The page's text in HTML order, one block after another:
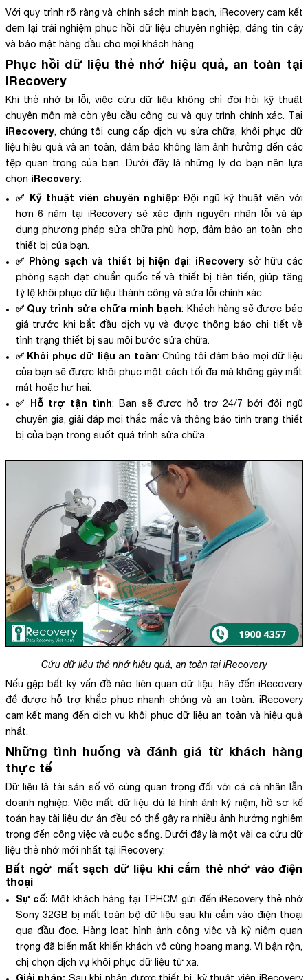
Với quy trình rõ ràng và chính sách minh bạch, iRecovery cam kết
đem lại trải nghiệm phục hồi dữ liệu chuyên nghiệp, đáng tin cậy
và bảo mật hàng đầu cho mọi khách hàng.
Phục hồi dữ liệu thẻ nhớ hiệu quả, an toàn tại
iRecovery
Khi thẻ nhớ bị lỗi, việc cứu dữ liệu không chỉ đòi hỏi kỹ thuật
chuyên môn mà còn yêu cầu công cụ và quy trình chính xác. Tại
iRecovery, chúng tôi cung cấp dịch vụ sửa chữa, khôi phục dữ
liệu hiệu quả và an toàn, đảm bảo không làm ảnh hưởng đến các
tệp quan trọng của bạn. Dưới đây là những lý do bạn nên lựa
chọn iRecovery:
✅ Kỹ thuật viên chuyên nghiệp: Đội ngũ kỹ thuật viên với
hơn 6 năm tại iRecovery sẽ xác định nguyên nhân lỗi và áp
dụng phương pháp sửa chữa phù hợp, đảm bảo an toàn cho
thiết bị của bạn.
✅ Phòng sạch và thiết bị hiện đại: iRecovery sở hữu các
phòng sạch đạt chuẩn quốc tế và thiết bị tiên tiến, giúp tăng
tỷ lệ khôi phục dữ liệu thành công và sửa lỗi chính xác.
✅ Quy trình sửa chữa minh bạch: Khách hàng sẽ được báo
giá trước khi bắt đầu dịch vụ và được thông báo chi tiết về
tình trạng thiết bị sau mỗi bước sửa chữa.
✅ Khôi phục dữ liệu an toàn: Chúng tôi đảm bảo mọi dữ liệu
của bạn sẽ được khôi phục một cách tối đa mà không gây mất
mát hoặc hư hại.
✅ Hỗ trợ tận tình: Bạn sẽ được hỗ trợ 24/7 bởi đội ngũ
chuyên gia, giải đáp mọi thắc mắc và thông báo tình trạng thiết
bị của bạn trong suốt quá trình sửa chữa.
Cứu dữ liệu thẻ nhớ hiệu quả, an toàn tại iRecovery
Nếu gặp bất kỳ vấn đề nào liên quan dữ liệu, hãy đến iRecovery
để được hỗ trợ khắc phục nhanh chóng và an toàn. iRecovery
cam kết mang đến dịch vụ khôi phục dữ liệu an toàn và hiệu quả
nhất.
Những tình huống và đánh giá từ khách hàng
thực tế
Dữ liệu là tài sản số vô cùng quan trọng đối với cả cá nhân lẫn
doanh nghiệp. Việc mất dữ liệu dù là hình ảnh kỷ niệm, hồ sơ kế
toán hay tài liệu dự án đều có thể gây ra nhiều ảnh hưởng nghiêm
trọng đến công việc và cuộc sống. Dưới đây là một vài ca cứu dữ
liệu thẻ nhớ mới nhất tại iRecovery:
Bất ngờ mất sạch dữ liệu khi cắm thẻ nhớ vào điện
thoại
Sự cố: Một khách hàng tại TP.HCM gửi đến iRecovery thẻ nhớ
Sony 32GB bị mất toàn bộ dữ liệu sau khi cắm vào điện thoại
qua đầu đọc. Hàng loạt hình ảnh công việc và kỷ niệm quan
trọng đã biến mất khiến khách vô cùng hoang mang. Vì bận rộn,
chị chọn dịch vụ khôi phục dữ liệu từ xa.
Giải pháp: